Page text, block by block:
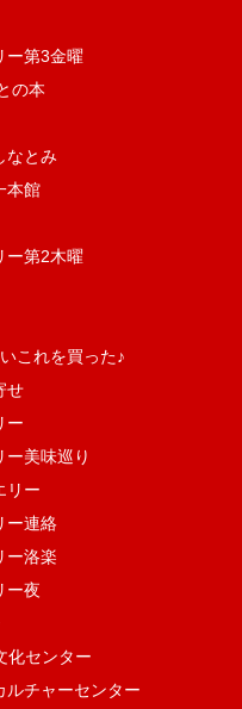
第3金曜
の本
とみ
本館
第2木曜
これを買った♪
せ
ー
美味巡り
リー
ー連絡
ー洛楽
ー夜
センター
チャーセンター